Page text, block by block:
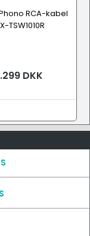
RCA-kabel
TSW1010R
DKK